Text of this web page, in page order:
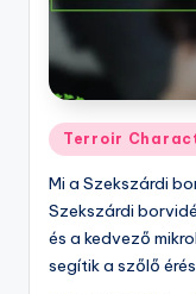
Posted
in
Terroir
Mi a Szekszárdi
Szekszárdi
és a kedvező
segítik a szőlő